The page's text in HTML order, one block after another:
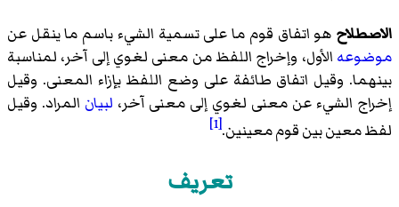
الاصطلاح هو اتفاق قوم ما على تسمية الشيء باسم ما ينقل عن
موضوعه الأول، وإخراج اللفظ من معنى لغوي إلى آخر، لمناسبة
بينهما. وقيل اتفاق طائفة على وضع اللفظ بإزاء المعنى. وقيل
إخراج الشيء عن معنى لغوي إلى معنى آخر، لبيان المراد. وقيل
لفظ معين بين قوم معينين.[1]
تعريف